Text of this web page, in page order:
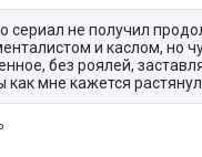
сериал не получил
и каслом, но
без роялей,
мне кажется